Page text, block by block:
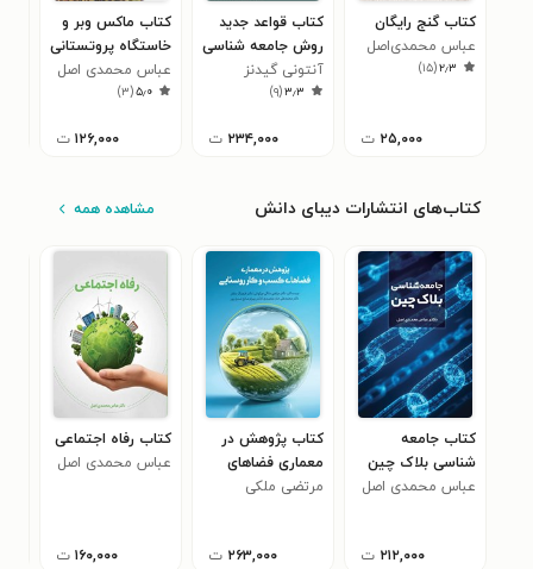
کتاب گنج رایگان
عباس محمدی‌اصل
۲٫۳(۱۵)
۲۵,۰۰۰ ت
کتاب قواعد جدید
روش جامعه شناسی
آنتونی گیدنز
۳٫۳(۹)
۲۳۴,۰۰۰ ت
کتاب ماکس وبر و
خاستگاه پروتستانی
نظام سرمایه داری
عباس محمدی اصل
۵٫۰(۳)
۱۲۶,۰۰۰ ت
کتاب‌های انتشارات دیبای دانش مشاهده همه
کتاب جامعه
شناسی بلاک چین
عباس محمدی اصل
۲۱۲,۰۰۰ ت
کتاب پژوهش در
معماری فضاهای
کسب و کارهای
مرتضی ملکی
۲۶۳,۰۰۰ ت
کتاب رفاه اجتماعی
عباس محمدی اصل
۱۶۰,۰۰۰ ت